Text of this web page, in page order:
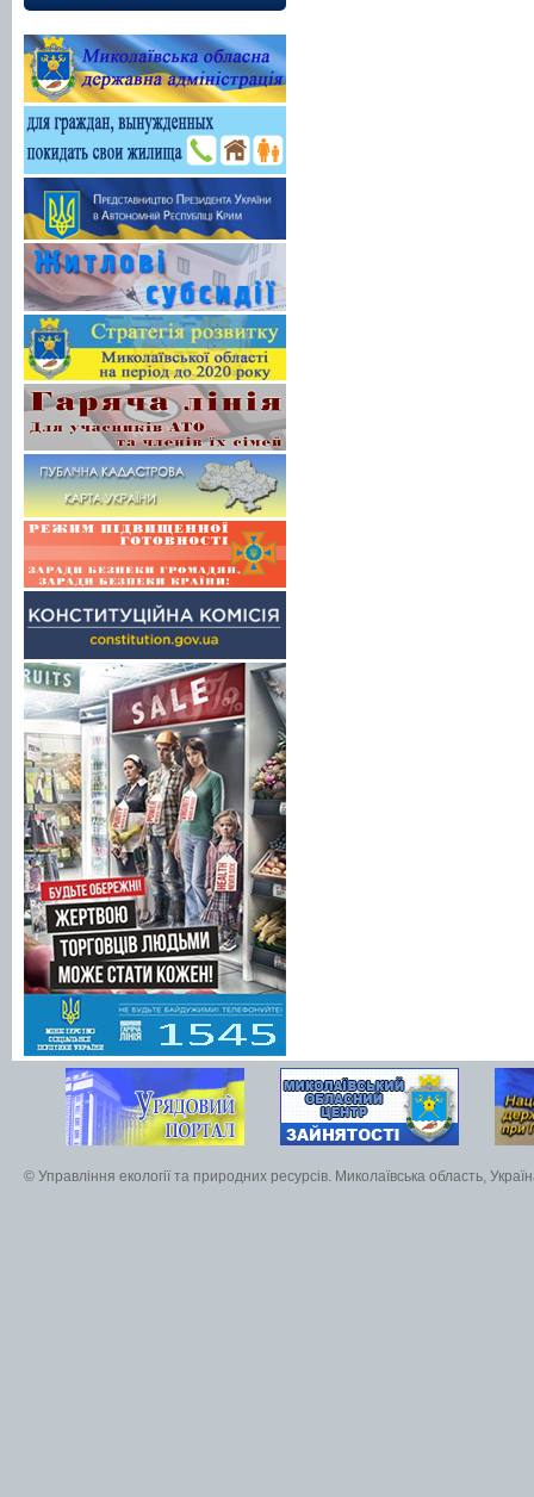
© Управління екології та природних ресурсів. Миколаївська область,